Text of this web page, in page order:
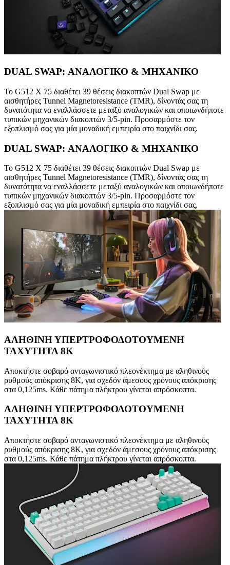
DUAL SWAP: ΑΝΑΛΟΓΙΚΟ & ΜΗΧΑΝΙΚΟ
Το G512 X 75 διαθέτει 39 θέσεις διακοπτών Dual Swap με
αισθητήρες Tunnel Magnetoresistance (TMR), δίνοντάς σας τη
δυνατότητα να εναλλάσσετε μεταξύ αναλογικών και οποιωνδήποτε
τυπικών μηχανικών διακοπτών 3/5-pin. Προσαρμόστε τον
εξοπλισμό σας για μία μοναδική εμπειρία στο παιχνίδι σας.
DUAL SWAP: ΑΝΑΛΟΓΙΚΟ & ΜΗΧΑΝΙΚΟ
Το G512 X 75 διαθέτει 39 θέσεις διακοπτών Dual Swap με
αισθητήρες Tunnel Magnetoresistance (TMR), δίνοντάς σας τη
δυνατότητα να εναλλάσσετε μεταξύ αναλογικών και οποιωνδήποτε
τυπικών μηχανικών διακοπτών 3/5-pin. Προσαρμόστε τον
εξοπλισμό σας για μία μοναδική εμπειρία στο παιχνίδι σας.
ΑΛΗΘΙΝΗ ΥΠΕΡΤΡΟΦΟΔΟΤΟΥΜΕΝΗ
ΤΑΧΥΤΗΤΑ 8K
Αποκτήστε σοβαρό ανταγωνιστικό πλεονέκτημα με αληθινούς
ρυθμούς απόκρισης 8K, για σχεδόν άμεσους χρόνους απόκρισης
στα 0,125ms. Κάθε πάτημα πλήκτρου γίνεται απρόσκοπτα.
ΑΛΗΘΙΝΗ ΥΠΕΡΤΡΟΦΟΔΟΤΟΥΜΕΝΗ
ΤΑΧΥΤΗΤΑ 8K
Αποκτήστε σοβαρό ανταγωνιστικό πλεονέκτημα με αληθινούς
ρυθμούς απόκρισης 8K, για σχεδόν άμεσους χρόνους απόκρισης
στα 0,125ms. Κάθε πάτημα πλήκτρου γίνεται απρόσκοπτα.